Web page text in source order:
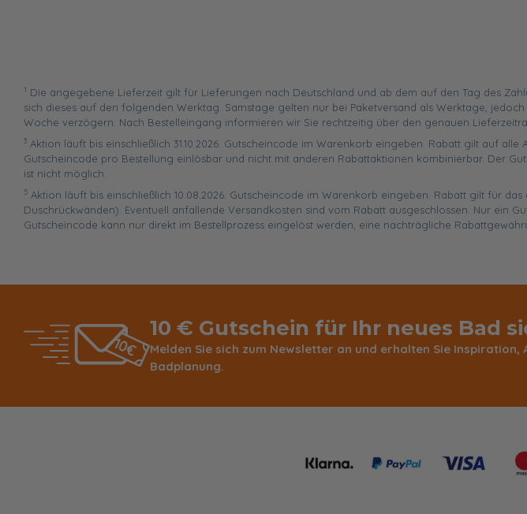
1 Die angegebene Lieferzeit gilt für Lieferungen nach Deutschland und ab dem auf den Tag des
sich dieses auf den folgenden Werktag. Samstage gelten nur bei Paketversand als Werktage,
Woche verzögern. Nach Bestelleingang informieren wir Sie rechtzeitig über den genauen
3 Aktion läuft bis einschließlich 31.10.2026. Gutscheincode im Warenkorb eingeben. Rabatt gilt auf
Gutscheincode pro Bestellung einlösbar und nicht mit anderen Rabattaktionen kombinierbar. Der
ist nicht möglich.
5 Aktion läuft bis einschließlich 10.08.2026. Gutscheincode im Warenkorb eingeben. Rabatt gilt für
Duschrückwänden). Eventuell anfallende Versandkosten sind vom Rabatt ausgeschlossen. Nur ein
Gutscheincode kann nur direkt im Bestellprozess eingelöst werden, eine nachträgliche
10 € Gutschein für Ihr neues Bad
Melden Sie sich zum Newsletter an und erhalten Sie
Badplanung.